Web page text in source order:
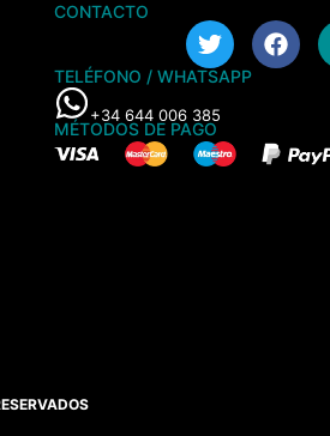
CONTACTO
TELÉFONO / WHATSAPP
+34 644 006 385
MÉTODOS DE PAGO